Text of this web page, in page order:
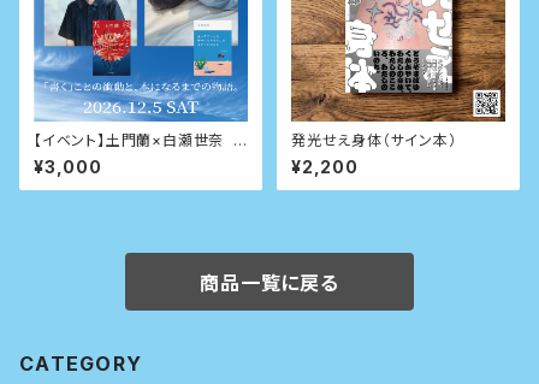
【イベント】土門蘭×白瀬世奈 ダ
ブル刊行記念トーク&サイン会
¥3,000
発光せえ身体（サイン本）
¥2,200
商品一覧に戻る
CATEGORY